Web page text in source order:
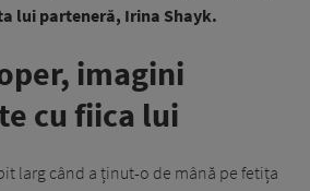
lui parteneră, Irina Shayk.
imagini
cu fiica lui
larg când a ținut-o de mână pe fetița